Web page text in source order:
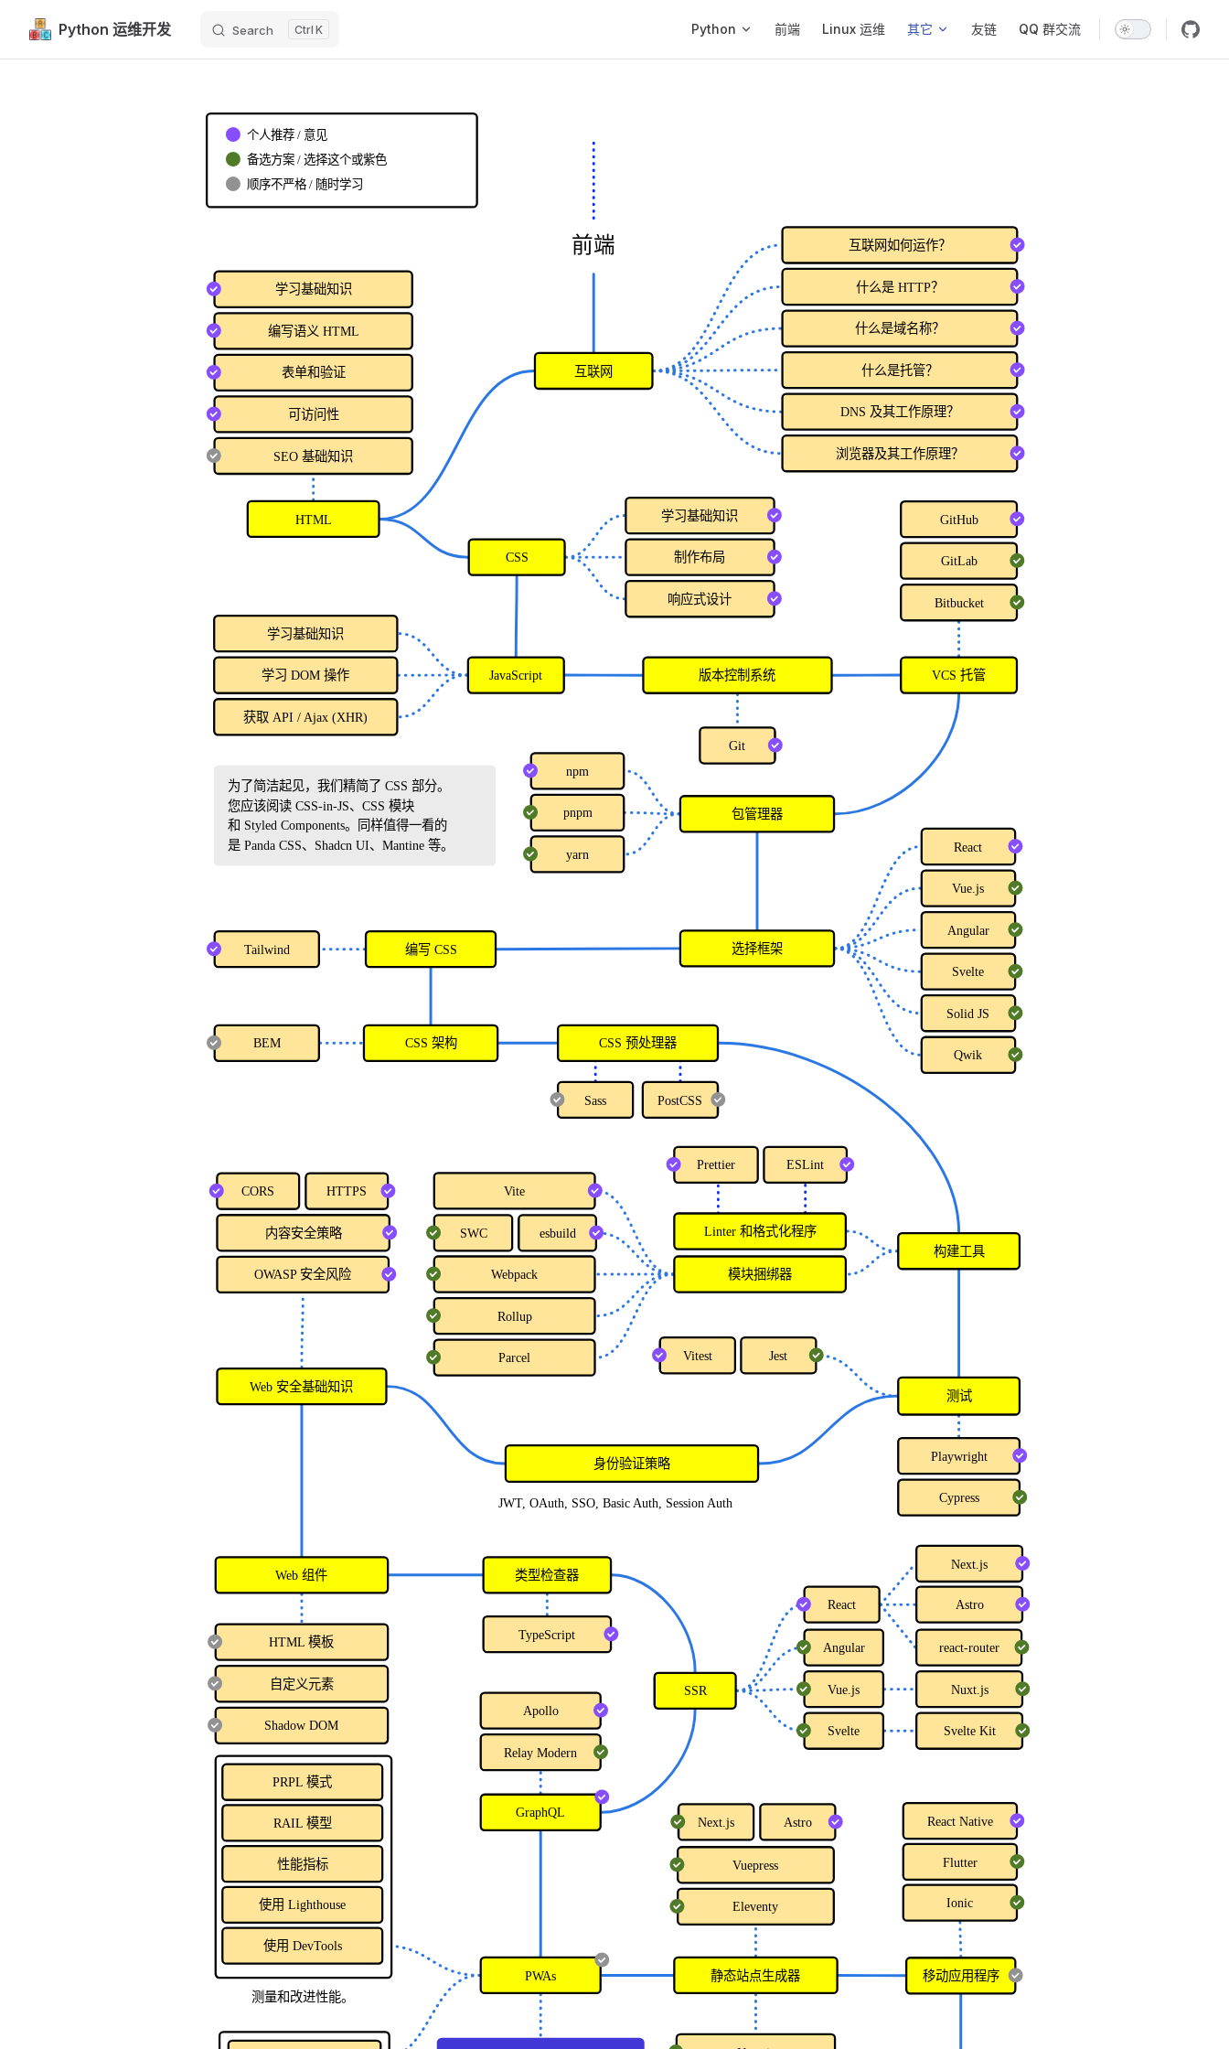
Skip to content
Python 运维开发 Search K Python 前端 Linux 运维 其它 友链 QQ 群交流
前端
互联网
互联网如何运作？
什么是 HTTP？
什么是域名称？
什么是托管？
DNS 及其工作原理？
浏览器及其工作原理？
HTML
学习基础知识
编写语义 HTML
表单和验证
可访问性
SEO 基础知识
CSS
学习基础知识
制作布局
响应式设计
JavaScript
获取 API / Ajax (XHR)
学习 DOM 操作
学习基础知识
VCS 托管
版本控制系统
Git
包管理器
GitHub
GitLab
Bitbucket
yarn
pnpm
npm
选择框架
Angular
Vue.js
React
Svelte
Solid JS
Qwik
编写 CSS
Tailwind
CSS 架构 CSS 预处理器
BEM
Sass PostCSS
构建工具
Linter 和格式化程序
模块捆绑器
Parcel
Rollup
Webpack
esbuild
Vite
Prettier ESLint
测试
Vitest Jest
Playwright
Cypress
身份验证策略
Web 安全基础知识
CORS HTTPS
内容安全策略
OWASP 安全风险
Web 组件 类型检查器
自定义元素
HTML 模板
Shadow DOM
TypeScript
SSR
Svelte
Vue.js
Angular
React
react-router
Next.js
Nuxt.js
Svelte Kit
GraphQL
Apollo
Relay Modern
静态站点生成器
Vuepress
Astro
Eleventy
Next.js
PWAs 移动应用程序
React Native
Flutter
Ionic
PRPL 模式
RAIL 模型
性能指标
使用 Lighthouse
使用 DevTools
为了简洁起见，我们精简了 CSS 部分。
您应该阅读 CSS-in-JS、CSS 模块
和 Styled Components。同样值得一看的
是 Panda CSS、Shadcn UI、Mantine 等。
SWC
JWT, OAuth, SSO, Basic Auth, Session Auth
个人推荐 / 意见
备选方案 / 选择这个或紫色
顺序不严格 / 随时学习
Astro
测量和改进性能。